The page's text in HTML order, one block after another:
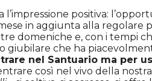
positiva:
in aggiunta alla regolare
domeniche e, con i tempi
giubilare che ha
nel Santuario ma per
così nel vivo della